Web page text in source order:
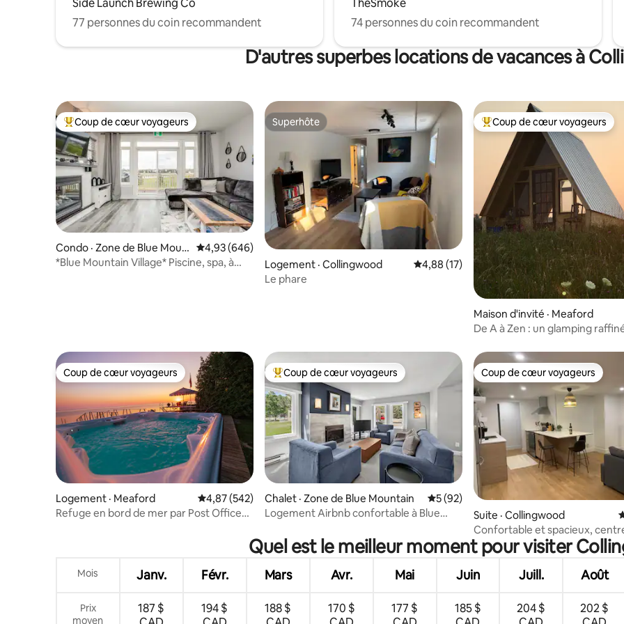
Side Launch Brewing Co
77 personnes du coin recommandent
TheSmoke
74 personnes du coin recommandent
D'autres superbes locations de vacances à
Coup de cœur voyageurs parmi les plus aimés
Coup de cœur voyageurs
Condo · Zone de Blue Moun
tain
Note moyenne de 4,93 sur 5, 646 commentaires
4,93 (646)
*Blue Mountain Village* Piscine, spa, à
Superhôte
Superhôte
Logement · Collingwood Note moyenne de 4,88 sur 5, 17
4,88 (17)
Le phare
Coup de cœur voyageurs
Coup de cœur voyageurs
Maison d'invité · Meaford
De A à Zen : un glamping
Coup de cœur voyageurs
Coup de cœur voyageurs
Logement · Meaford Note moyenne de 4,87 sur 5, 542 commentaires
4,87 (542)
Refuge en bord de mer par Post Office
Coup de cœur voyageurs parmi les plus aimés
Coup de cœur voyageurs
Chalet · Zone de Blue Mountain Note moyenne de 5 sur 5, 92
5 (92)
Logement Airbnb confortable à Blue
Coup de cœur voyageurs
Coup de cœur voyageurs
Suite · Collingwood
Confortable et spacieux,
C-Wood avec sauna
Quel est le meilleur moment pour visiter
Mois Janv. Févr. Mars Avr. Mai Juin Juill. Août
Prix
moyen
187 $
194 $
188 $
170 $
177 $
185 $
204 $
202 $